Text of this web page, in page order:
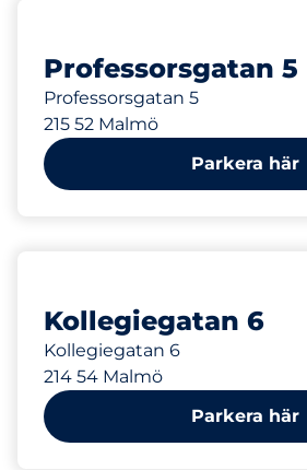
Professorsgatan 5
Professorsgatan 5
215 52 Malmö
Parkera här
Kollegiegatan 6
Kollegiegatan 6
214 54 Malmö
Parkera här